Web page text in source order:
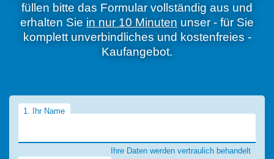
füllen bitte das Formular vollständig aus und
erhalten Sie in nur 10 Minuten unser - für Sie
komplett unverbindliches und kostenfreies -
Kaufangebot.
1. Ihr Name
Ihre Daten werden vertraulich behandelt